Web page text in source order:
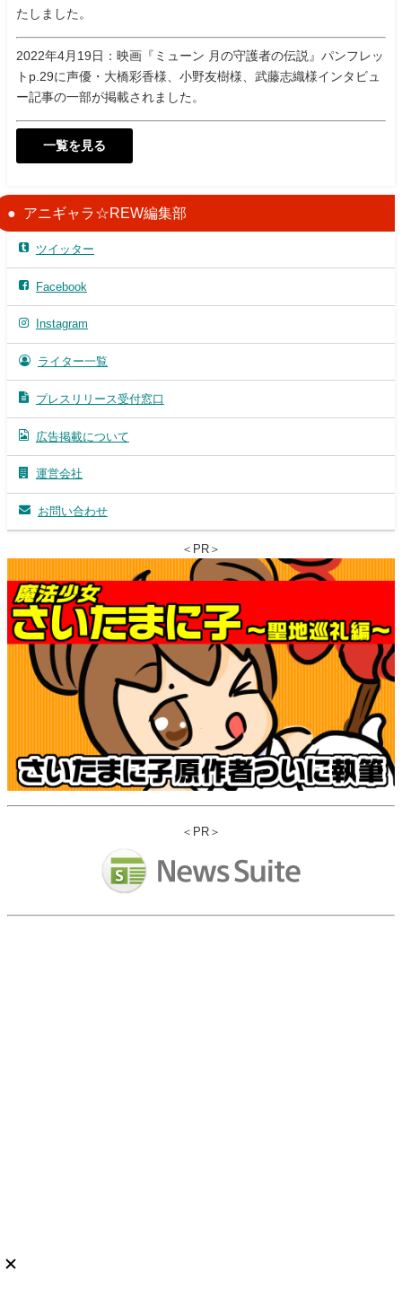
たしました。
2022年4月19日：映画『ミューン 月の守護者の伝説』パンフレッ
トp.29に声優・大橋彩香様、小野友樹様、武藤志織様インタビュ
ー記事の一部が掲載されました。
一覧を見る
アニギャラ☆REW編集部
ツイッター
Facebook
Instagram
ライター一覧
プレスリリース受付窓口
広告掲載について
運営会社
お問い合わせ
＜PR＞
＜PR＞